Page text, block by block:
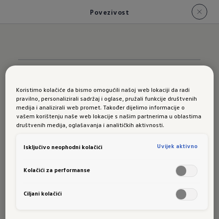
Povezivost
Vozila prikazana na ovim stranicama mogu se prema
pojedinim detaljima razlikovati od aktualnog BH
programa isporuke. Djelomično je prikazana dodatna
neobvezujuće, preporučene cijene, uključujući PDV. U
aktuelne. Molimo kontaktirajte Vašeg trgovca za
promjena u modelima, konstrukciji, opremi,
Koristimo kolačiće da bismo omogućili našoj web lokaciji da radi
pravilno, personalizirali sadržaj i oglase, pružali funkcije društvenih
medija i analizirali web promet. Također dijelimo informacije o
vašem korištenju naše web lokacije s našim partnerima u oblastima
društvenih medija, oglašavanja i analitičkih aktivnosti.
Isključivo neophodni kolačići Uvijek aktivno
Kolačići za performanse
Ciljani kolačići